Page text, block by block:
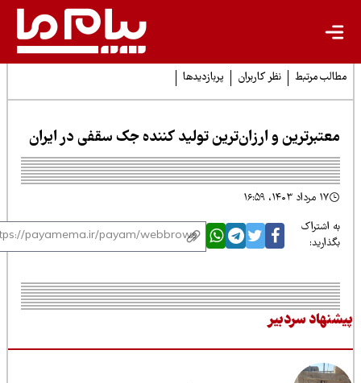
مرتبط نظر کاربران پربازدیدها
و ارزان‌ترین تولید کننده جک سقفی در ایران
اشتراک
سردبیر